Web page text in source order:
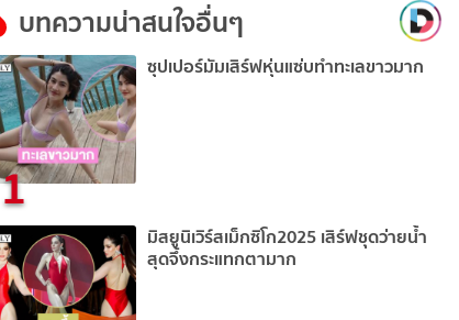
บทความน่าสนใจอื่นๆ
1
ซุปเปอร์มัมเสิร์ฟหุ่นแซ่บทำทะเลขาวมาก
มิสยูนิเวิร์สเม็กซิโก2025 เสิร์ฟชุดว่ายน้ำ
สุดจึ้งกระแทกตามาก